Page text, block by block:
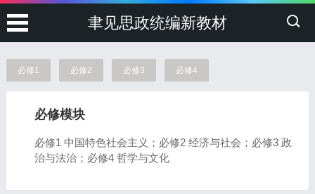
聿见思政统编新教材
必修1 必修2 必修3 必修4
必修模块
必修1 中国特色社会主义；必修2 经济与社会；必修3 政
治与法治；必修4 哲学与文化